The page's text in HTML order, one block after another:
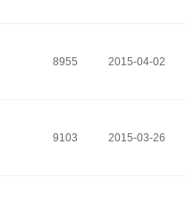
8955 2015-04-02
9103 2015-03-26